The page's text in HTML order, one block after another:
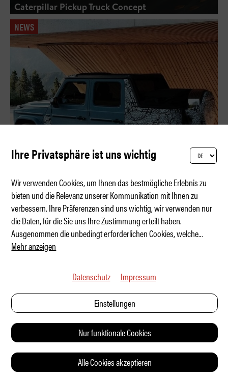
Caterpillar Pickup Truck Concept
NEWS
Frischluft in der Festung
Ihre Privatsphäre ist uns wichtig
Wir verwenden Cookies, um Ihnen das bestmögliche Erlebnis zu
bieten und die Relevanz unserer Kommunikation mit Ihnen zu
verbessern. Ihre Präferenzen sind uns wichtig, wir verwenden nur
die Daten, für die Sie uns Ihre Zustimmung erteilt haben.
Ausgenommen die unbedingt erforderlichen Cookies, welche...
Mehr anzeigen
Datenschutz Impressum
Einstellungen
Nur funktionale Cookies
Alle Cookies akzeptieren